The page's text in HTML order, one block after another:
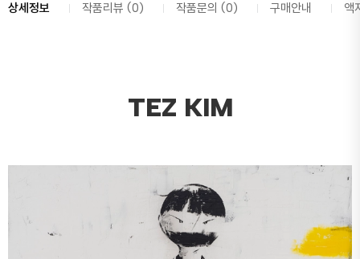
상세정보 작품리뷰 (0) 작품문의 (0) 구매안내 액
TEZ KIM